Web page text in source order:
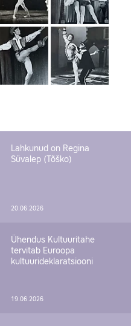
Lahkunud on Regina
Süvalep (Tõško)
20.06.2026
Ühendus Kultuuritahe
tervitab Euroopa
kultuurideklaratsiooni
19.06.2026